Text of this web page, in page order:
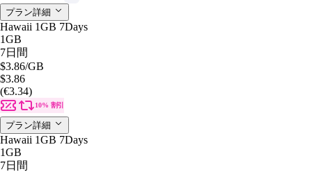
プラン詳細
Hawaii 1GB 7Days
1GB
7日間
$3.86/GB
$3.86
(€3.34)
10% 割引
プラン詳細
Hawaii 1GB 7Days
1GB
7日間